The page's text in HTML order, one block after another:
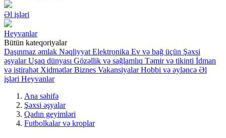
Əl işləri
Heyvanlar
Bütün kateqoriyalar
Daşınmaz əmlak Nəqliyyat Elektronika Ev və bağ üçün Şəxsi
əşyalar Uşaq dünyası Gözəllik və sağlamlıq Təmir və tikinti İdman
və istirahət Xidmətlər Biznes Vakansiyalar Hobbi və əyləncə Əl
işləri Heyvanlar
Ana səhifə
Şəxsi əşyalar
Qadın geyimləri
Futbolkalar və kroplar